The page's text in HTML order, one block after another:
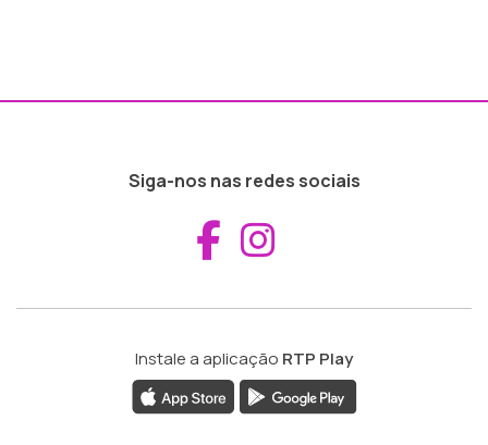
Siga-nos nas redes sociais
Aceder ao
Instale a aplicação RTP Play